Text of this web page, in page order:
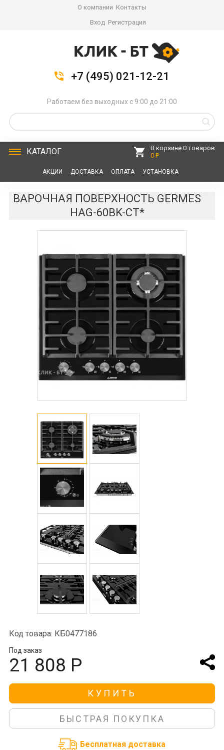
О компании Контакты
Вход Регистрация
+7 (495) 021-12-21
Работаем без выходных с 9:00 до 21:00
КАТАЛОГ
В корзине 0 товаров
0 Р
АКЦИИ ДОСТАВКА ОПЛАТА УСТАНОВКА
ВАРОЧНАЯ ПОВЕРХНОСТЬ GERMES
HAG-60BK-CT*
Код товара: КБ0477186
Под заказ
21 808 Р
КУПИТЬ
БЫСТРАЯ ПОКУПКА
Бесплатная доставка